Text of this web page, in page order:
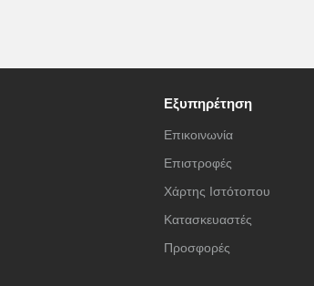
Εξυπηρέτηση
Επικοινωνία
Επιστροφές
Χάρτης Ιστότοπου
Κατασκευαστές
Προσφορές